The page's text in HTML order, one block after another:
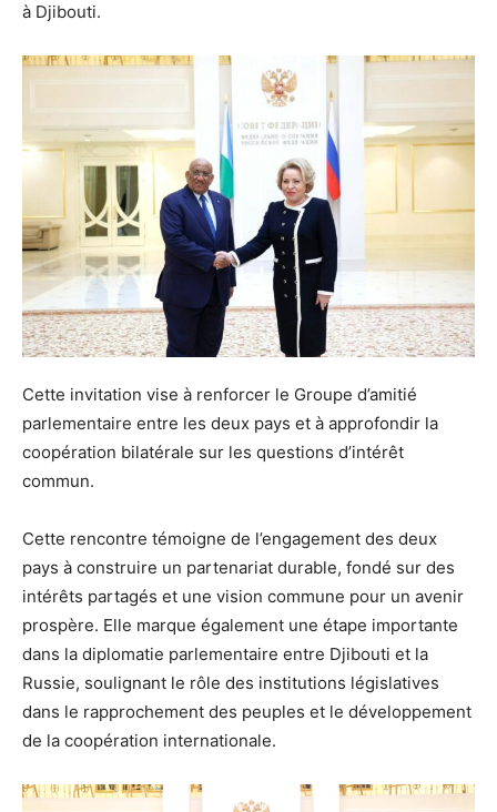
à Djibouti.
Cette invitation vise à renforcer le Groupe d’amitié
parlementaire entre les deux pays et à approfondir la
coopération bilatérale sur les questions d’intérêt
commun.
Cette rencontre témoigne de l’engagement des deux
pays à construire un partenariat durable, fondé sur des
intérêts partagés et une vision commune pour un avenir
prospère. Elle marque également une étape importante
dans la diplomatie parlementaire entre Djibouti et la
Russie, soulignant le rôle des institutions législatives
dans le rapprochement des peuples et le développement
de la coopération internationale.